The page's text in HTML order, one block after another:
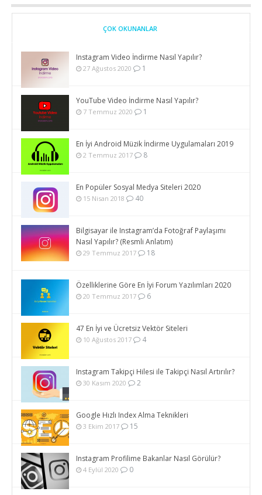
ÇOK OKUNANLAR
Instagram Video İndirme Nasıl Yapılır?
27 Ağustos 2020 1
YouTube Video İndirme Nasıl Yapılır?
7 Temmuz 2020 1
En İyi Android Müzik İndirme Uygulamaları 2019
2 Temmuz 2017 8
En Popüler Sosyal Medya Siteleri 2020
15 Nisan 2018 40
Bilgisayar ile Instagram’da Fotoğraf Paylaşımı
Nasıl Yapılır? (Resmli Anlatım)
29 Temmuz 2017 18
Özelliklerine Göre En İyi Forum Yazılımları 2020
20 Temmuz 2017 6
47 En İyi ve Ücretsiz Vektör Siteleri
10 Ağustos 2017 4
Instagram Takipçi Hilesi ile Takipçi Nasıl Artırılır?
30 Kasım 2020 2
Google Hızlı Index Alma Teknikleri
3 Ekim 2017 15
Instagram Profilime Bakanlar Nasıl Görülür?
4 Eylül 2020 0